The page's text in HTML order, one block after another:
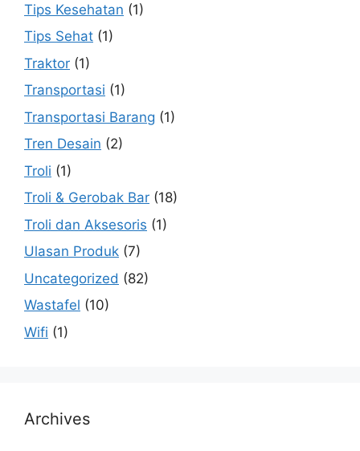
Tips Kesehatan (1)
Tips Sehat (1)
Traktor (1)
Transportasi (1)
Transportasi Barang (1)
Tren Desain (2)
Troli (1)
Troli & Gerobak Bar (18)
Troli dan Aksesoris (1)
Ulasan Produk (7)
Uncategorized (82)
Wastafel (10)
Wifi (1)
Archives